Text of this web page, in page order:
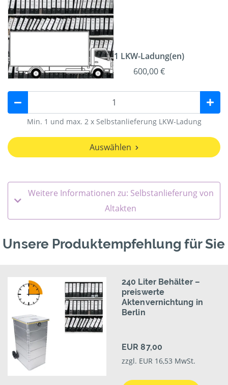
1 LKW-Ladung(en)
600,00 €
Min. 1 und max. 2 x Selbstanlieferung LKW-Ladung
Auswählen
Weitere Informationen zu: Selbstanlieferung von
Altakten
Unsere Produktempfehlung für Sie
240 Liter Behälter –
preiswerte
Aktenvernichtung in
Berlin
EUR 87,00
zzgl. EUR 16,53 MwSt.